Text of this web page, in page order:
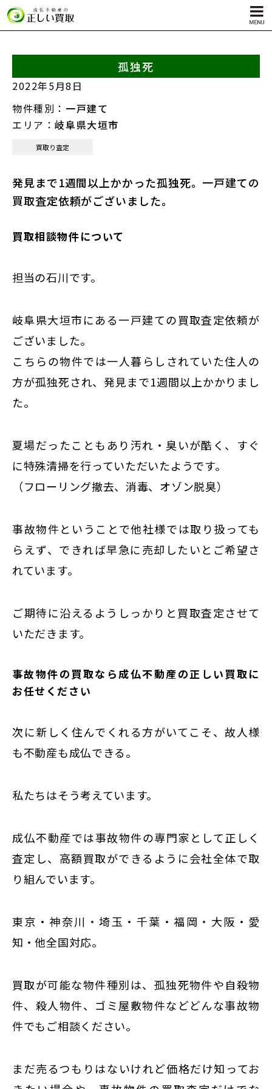
サービス内容
自殺物件買取
仙台
神奈川
横浜
千葉
静岡
名古屋
福岡
孤独死
2022年5月8日
物件種別： 一戸建て
エリア：岐阜県大垣市
買取り査定
発見まで1週間以上かかった孤独死。一戸建ての
買取査定依頼がございました。
買取相談物件について
担当の石川です。
岐阜県大垣市にある一戸建ての買取査定依頼が
ございました。
こちらの物件では一人暮らしされていた住人の
方が孤独死され、発見まで1週間以上かかりまし
た。
夏場だったこともあり汚れ・臭いが酷く、すぐ
に特殊清掃を行っていただいたようです。
（フローリング撤去、消毒、オゾン脱臭）
事故物件ということで他社様では取り扱っても
らえず、できれば早急に売却したいとご希望さ
れています。
ご期待に沿えるようしっかりと買取査定させて
いただきます。
事故物件の買取なら成仏不動産の正しい買取に
お任せください
次に新しく住んでくれる方がいてこそ、故人様
も不動産も成仏できる。
私たちはそう考えています。
成仏不動産では事故物件の専門家として正しく
査定し、高額買取ができるように会社全体で取
り組んでいます。
東京・神奈川・埼玉・千葉・福岡・大阪・愛
知・他全国対応。
買取が可能な物件種別は、孤独死物件や自殺物
件、殺人物件、ゴミ屋敷物件などどんな事故物
件でもご相談ください。
まだ売るつもりはないけれど価格だけ知ってお